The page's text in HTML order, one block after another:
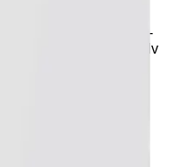
og innebygd "anti-frys"-
og sikker lagring selv
har potensialfri
styringen gir både
og skapene er